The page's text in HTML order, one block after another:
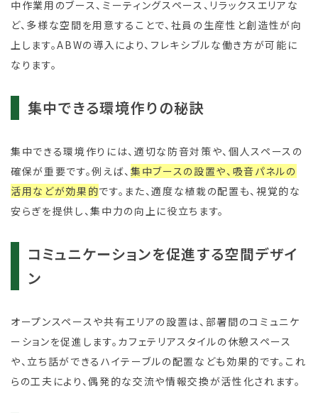
中作業用のブース、ミーティングスペース、リラックスエリアな
ど、多様な空間を用意することで、社員の生産性と創造性が向
上します。ABWの導入により、フレキシブルな働き方が可能に
なります。
集中できる環境作りの秘訣
集中できる環境作りには、適切な防音対策や、個人スペースの
確保が重要です。例えば、集中ブースの設置や、吸音パネルの
活用などが効果的です。また、適度な植栽の配置も、視覚的な
安らぎを提供し、集中力の向上に役立ちます。
コミュニケーションを促進する空間デザイ
ン
オープンスペースや共有エリアの設置は、部署間のコミュニケ
ーションを促進します。カフェテリアスタイルの休憩スペース
や、立ち話ができるハイテーブルの配置なども効果的です。これ
らの工夫により、偶発的な交流や情報交換が活性化されます。